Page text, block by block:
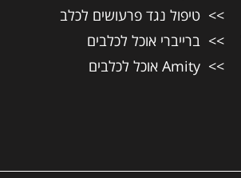
טיפול נגד פרעושים לכלב
ברייברי אוכל לכלבים
Amity אוכל לכלבים